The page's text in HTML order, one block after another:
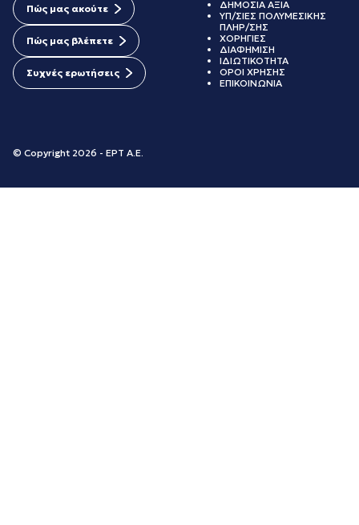
Πώς μας ακούτε
Πώς μας βλέπετε
Συχνές ερωτήσεις
© Copyright 2026 - ΕΡΤ Α.Ε.
ΔΗΜΟΣΙΑ ΑΞΙΑ
ΥΠ/ΣΙΕΣ ΠΟΛΥΜΕΣΙΚΗΣ
ΠΛΗΡ/ΣΗΣ
ΧΟΡΗΓΙΕΣ
ΔΙΑΦΗΜΙΣΗ
ΙΔΙΩΤΙΚΟΤΗΤΑ
ΟΡΟΙ ΧΡΗΣΗΣ
ΕΠΙΚΟΙΝΩΝΙΑ